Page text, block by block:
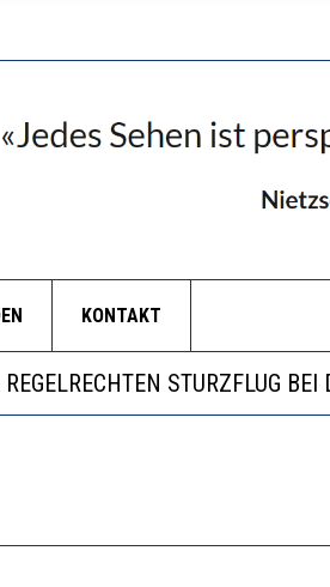
KONTAKT
WILL WISSEN, WAS ALL DIE
TRÄGT
STURZFLUG
IM SCHULWESEN